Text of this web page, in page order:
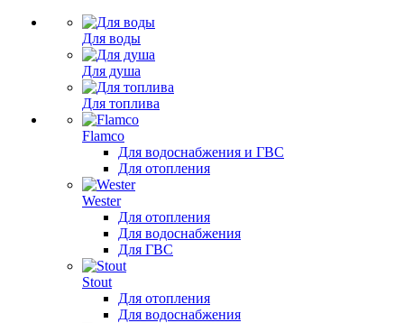
Для воды
Для душа
Для топлива
Flamco
Для водоснабжения и ГВС
Для отопления
Wester
Для отопления
Для водоснабжения
Для ГВС
Stout
Для отопления
Для водоснабжения